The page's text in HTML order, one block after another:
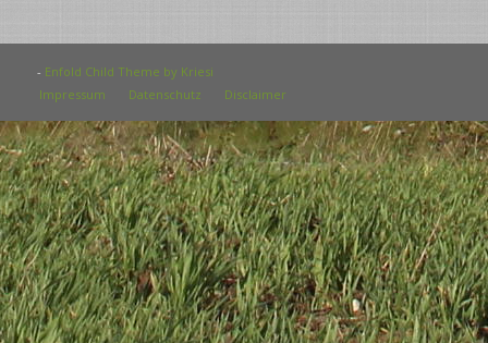
- Enfold Child Theme by Kriesi
Impressum
Datenschutz Disclaimer